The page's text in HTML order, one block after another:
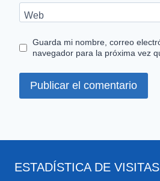
Web
Guarda mi nombre, correo
navegador para la próxima vez
ESTADÍSTICA DE VISITAS